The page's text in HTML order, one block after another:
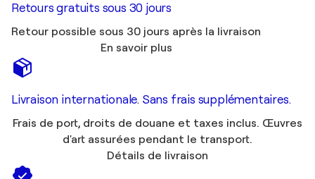
Retours gratuits sous 30 jours
Retour possible sous 30 jours après la livraison
En savoir plus
Livraison internationale. Sans frais supplémentaires.
Frais de port, droits de douane et taxes inclus. Œuvres
d'art assurées pendant le transport.
Détails de livraison